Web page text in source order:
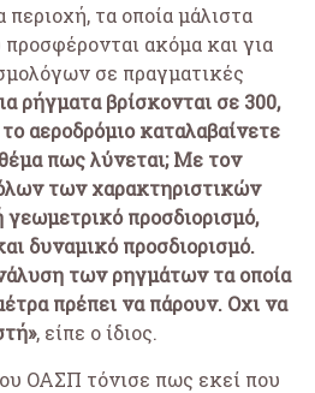
τα οποία μάλιστα
ακόμα και για
σε πραγματικές
ρήγματα βρίσκονται σε 300,
αεροδρόμιο καταλαβαίνετε
πως λύνεται; Με τον
των χαρακτηριστικών
προσδιορισμό,
δυναμικό προσδιορισμό.
των ρηγμάτων τα οποία
πρέπει να πάρουν. Οχι να
, είπε ο ίδιος.
ΟΑΣΠ τόνισε πως εκεί που